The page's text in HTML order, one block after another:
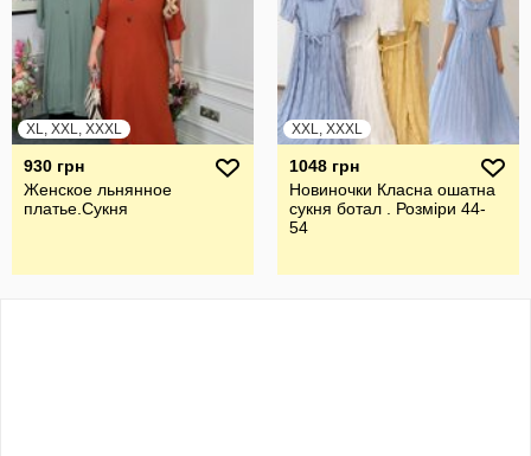
XL, XXL, XXXL
930 грн
Женское льнянное
платье.Сукня
XXL, XXXL
1048 грн
Новиночки Класна ошатна
сукня ботал . Розміри 44-
54